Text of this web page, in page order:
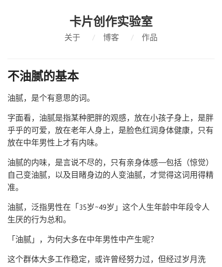
卡片创作实验室
关于 / 博客 / 作品
不油腻的基本
油腻，是个有意思的词。
字面看，油腻是指某种肥胖的观感，放在小孩子身上，是胖
乎乎的可爱，放在老年人身上，是脸色红润身体健康，只有
放在中年男性上才有内味。
油腻的内味，是言说不尽的，只有亲身体感——包括（惊觉）
自己变油腻，以及目睹身边的人变油腻，才觉得这词用得精
准。
油腻，泛指男性在「35岁~49岁」这个人生年龄中年段令人
生厌的行为总和。
「油腻」，为何大多在中年男性中产生呢？
这个群体大多工作稳定，或许曾经努力过，但经过岁月洗